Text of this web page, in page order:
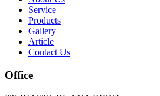
Service
Products
Gallery
Article
Contact Us
Office